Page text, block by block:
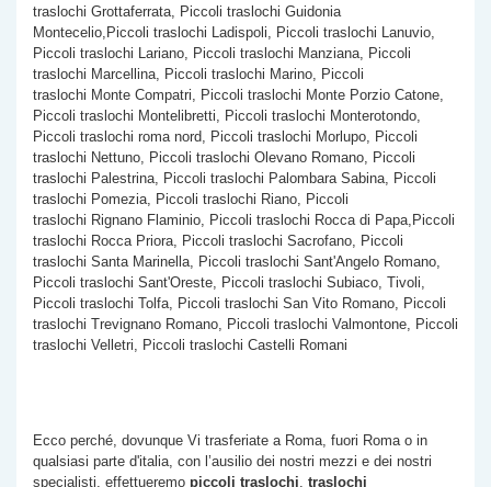
traslochi Grottaferrata, Piccoli traslochi Guidonia
Montecelio,Piccoli traslochi Ladispoli, Piccoli traslochi Lanuvio,
Piccoli traslochi Lariano, Piccoli traslochi Manziana, Piccoli
traslochi Marcellina, Piccoli traslochi Marino, Piccoli
traslochi Monte Compatri, Piccoli traslochi Monte Porzio Catone,
Piccoli traslochi Montelibretti, Piccoli traslochi Monterotondo,
Piccoli traslochi roma nord, Piccoli traslochi Morlupo, Piccoli
traslochi Nettuno, Piccoli traslochi Olevano Romano, Piccoli
traslochi Palestrina, Piccoli traslochi Palombara Sabina, Piccoli
traslochi Pomezia, Piccoli traslochi Riano, Piccoli
traslochi Rignano Flaminio, Piccoli traslochi Rocca di Papa,Piccoli
traslochi Rocca Priora, Piccoli traslochi Sacrofano, Piccoli
traslochi Santa Marinella, Piccoli traslochi Sant'Angelo Romano,
Piccoli traslochi Sant'Oreste, Piccoli traslochi Subiaco, Tivoli,
Piccoli traslochi Tolfa, Piccoli traslochi San Vito Romano, Piccoli
traslochi Trevignano Romano, Piccoli traslochi Valmontone, Piccoli
traslochi Velletri, Piccoli traslochi Castelli Romani
Ecco perché, dovunque Vi trasferiate a Roma, fuori Roma o in
qualsiasi parte d'italia, con l’ausilio dei nostri mezzi e dei nostri
specialisti, effettueremo piccoli traslochi, traslochi